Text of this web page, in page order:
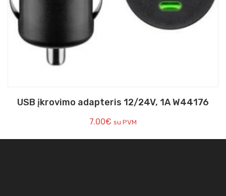
USB įkrovimo adapteris 12/24V, 1A W44176
7.00€ su PVM